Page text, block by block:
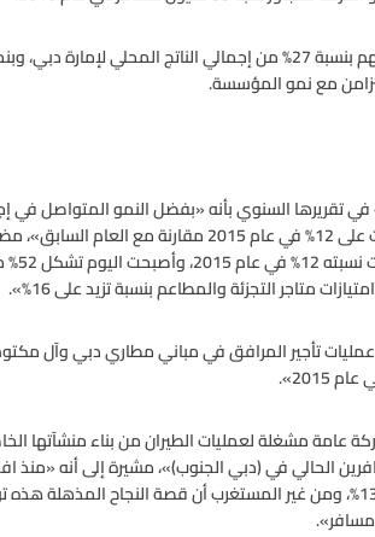
m
مع نمو المؤسسة.
تقريرها السنوي بأنه «بفضل النمو المتواصل في
غير
متاجر التجزئة والمطاعم بنسبة تزيد على 16%».
تأجير المرافق في مباني مطاري دبي وآل
مشغلة لعمليات الطيران من بناء منشآتها